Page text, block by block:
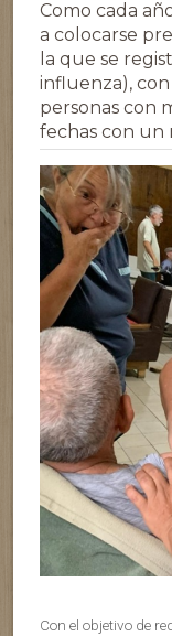
Como cada
a colocarse
la que se
influenza),
personas con
fechas con un
Con el objetivo de